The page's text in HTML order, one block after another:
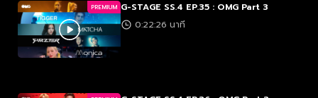
PREMIUM G-STAGE SS.4 EP.35 : OMG Part 3
0:22:26 นาที